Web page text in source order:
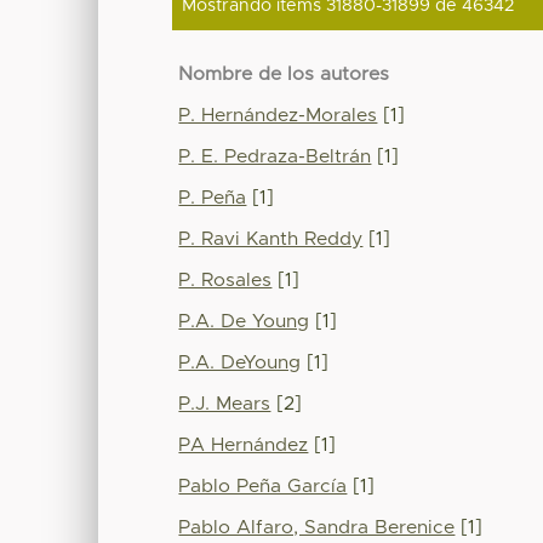
Mostrando ítems 31880-31899 de 46342
Nombre de los autores
P. Hernández-Morales [1]
P. E. Pedraza-Beltrán [1]
P. Peña [1]
P. Ravi Kanth Reddy [1]
P. Rosales [1]
P.A. De Young [1]
P.A. DeYoung [1]
P.J. Mears [2]
PA Hernández [1]
Pablo Peña García [1]
Pablo Alfaro, Sandra Berenice [1]